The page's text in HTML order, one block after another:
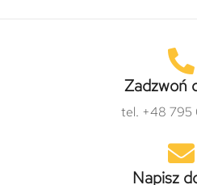
Zadzwoń
tel. +48 795
Napisz